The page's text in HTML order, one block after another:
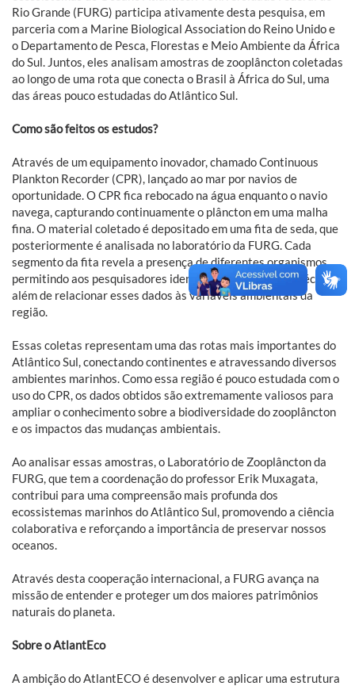
Rio Grande (FURG) participa ativamente desta pesquisa, em
parceria com a Marine Biological Association do Reino Unido e
o Departamento de Pesca, Florestas e Meio Ambiente da África
do Sul. Juntos, eles analisam amostras de zooplâncton coletadas
ao longo de uma rota que conecta o Brasil à África do Sul, uma
das áreas pouco estudadas do Atlântico Sul.
Como são feitos os estudos?
Através de um equipamento inovador, chamado Continuous
Plankton Recorder (CPR), lançado ao mar por navios de
oportunidade. O CPR fica rebocado na água enquanto o navio
navega, capturando continuamente o plâncton em uma malha
fina. O material coletado é depositado em uma fita de seda, que
posteriormente é analisada no laboratório da FURG. Cada
segmento da fita revela a presença de diferentes organismos,
permitindo aos pesquisadores identificar e contar as espécies,
além de relacionar esses dados às variáveis ambientais da
região.
Essas coletas representam uma das rotas mais importantes do
Atlântico Sul, conectando continentes e atravessando diversos
ambientes marinhos. Como essa região é pouco estudada com o
uso do CPR, os dados obtidos são extremamente valiosos para
ampliar o conhecimento sobre a biodiversidade do zooplâncton
e os impactos das mudanças ambientais.
Ao analisar essas amostras, o Laboratório de Zooplâncton da
FURG, que tem a coordenação do professor Erik Muxagata,
contribui para uma compreensão mais profunda dos
ecossistemas marinhos do Atlântico Sul, promovendo a ciência
colaborativa e reforçando a importância de preservar nossos
oceanos.
Através desta cooperação internacional, a FURG avança na
missão de entender e proteger um dos maiores patrimônios
naturais do planeta.
Sobre o AtlantEco
A ambição do AtlantECO é desenvolver e aplicar uma estrutura